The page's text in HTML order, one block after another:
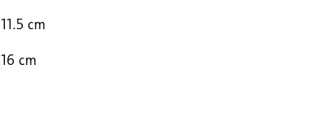
11.5 cm
16 cm